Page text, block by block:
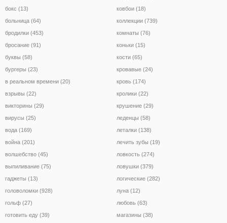
бокс (13)
больница (64)
бродилки (453)
бросание (91)
буквы (58)
бургеры (23)
в реальном времени (20)
взрывы (22)
викторины (29)
вирусы (25)
вода (169)
война (201)
волшебство (45)
выпиливание (75)
гаджеты (13)
головоломки (928)
гольф (27)
готовить еду (39)
ковбои (18)
коллекции (739)
комнаты (76)
коньки (15)
кости (65)
кровавые (24)
кровь (174)
кролики (22)
крушение (29)
леденцы (58)
леталки (138)
лечить зубы (19)
ловкость (274)
ловушки (379)
логические (282)
луна (12)
любовь (63)
магазины (38)